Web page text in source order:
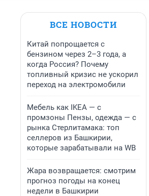
ВСЕ НОВОСТИ
Китай попрощается с
бензином через 2–3 года, а
когда Россия? Почему
топливный кризис не ускорил
переход на электромобили
Мебель как IKEA — с
промзоны Пензы, одежда — с
рынка Стерлитамака: топ
селлеров из Башкирии,
которые зарабатывали на WB
Жара возвращается: смотрим
прогноз погоды на конец
недели в Башкирии